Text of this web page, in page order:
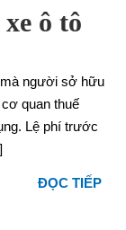
ô tô
người sở hữu
quan thuế
Lệ phí trước
ĐỌC TIẾP